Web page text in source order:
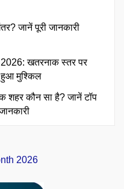
जानें पूरी जानकारी
खतरनाक स्तर पर
हुआ मुश्किल
शहर कौन सा है? जानें टॉप